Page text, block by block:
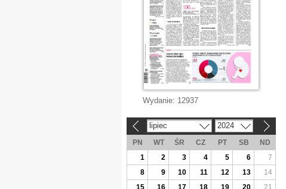
Wydanie: 12937
lipiec 2024
PN WT ŚR CZ PT SB
ND
1
2 3 4 5 6
7
8
9 10 11 12 13
14
15
16 17 18 19 20
21